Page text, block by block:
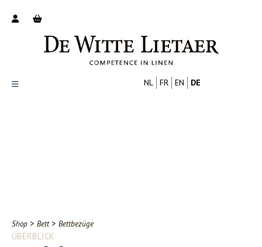
Contact
NL FR EN DE
Shop > Bett> Bettbezüge
ÜBERBLICK